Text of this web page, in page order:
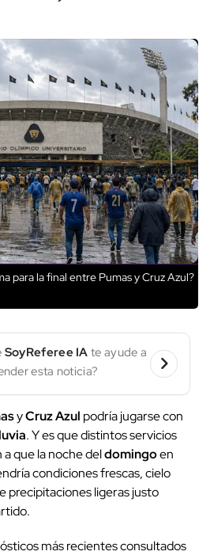
para la final entre Pumas y Cruz Azul?
SoyReferee IA te ayude a
esta noticia?
yCruz Azul podría jugarse con
. Y es que distintos servicios
que la noche deldomingoen
condiciones frescas, cielo
precipitaciones ligeras justo
más recientes consultados